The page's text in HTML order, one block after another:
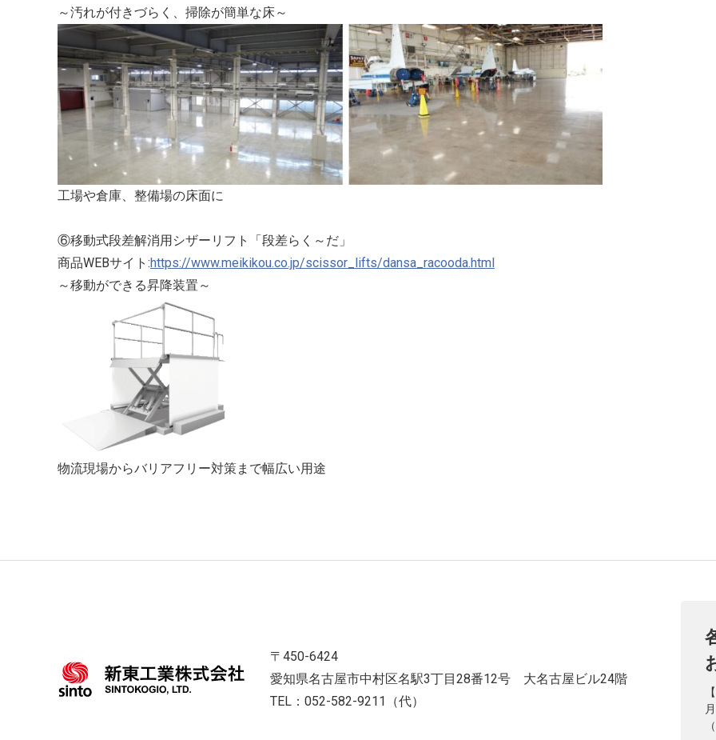
～汚れが付きづらく、掃除が簡単な床～
工場や倉庫、整備場の床面に
⑥移動式段差解消用シザーリフト「段差らく～だ」
商品WEBサイト:​https://www.meikikou.co.jp/scissor_lifts/dansa_racooda.html
～移動ができる昇降装置～
物流現場からバリアフリー対策まで幅広い用途
〒450-6424
愛知県名古屋市中村区名駅3丁目28番12号 大名古屋ビル24階
TEL：052-582-9211（代）